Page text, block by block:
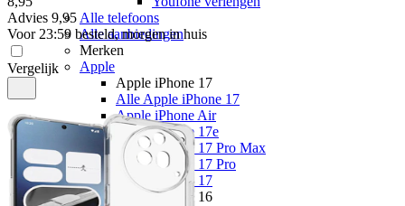
Alle telefoons
Alle aanbiedingen
Merken
Apple
Apple iPhone 17
Alle Apple iPhone 17
Apple iPhone Air
Apple iPhone 17e
Apple iPhone 17 Pro Max
Apple iPhone 17 Pro
Apple iPhone 17
Apple iPhone 16
Advies 9,95
Voor 23:59 besteld, morgen in huis
Vergelijk